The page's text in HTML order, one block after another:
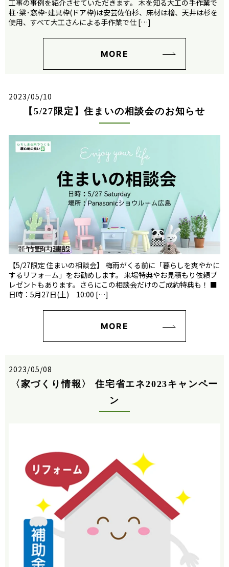
工事の事例を紹介させていただきます。 木を知る大工の手作業で
柱･梁･窓枠･建具枠(ドア枠)は安芸佐伯杉、床材は檜、天井は杉を
使用、すべて大工さんによる手作業で仕 […]
MORE
2023/05/10
【5/27限定】住まいの相談会のお知らせ
【5/27限定 住まいの相談会】 梅雨がくる前に「暮らしを爽やかに
するリフォーム」をお勧めします。 来場特典やお見積もり依頼プ
レゼントもあります。さらにこの相談会だけのご成約特典も！ ■
日時：5月27日(土) 10:00 […]
MORE
2023/05/08
〈家づくり情報〉 住宅省エネ2023キャンペー
ン